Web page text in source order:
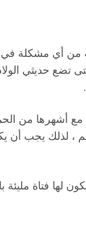
من أي مشكلة في
حديثي
مع أشهرها من
، لذلك يجب أن
لها فتاة مليئة